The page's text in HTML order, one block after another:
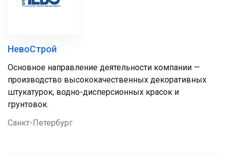
НевоСтрой
Основное направление деятельности компании —
производство высококачественных декоративных
штукатурок, водно-дисперсионных красок и
грунтовок.
Санкт-Петербург